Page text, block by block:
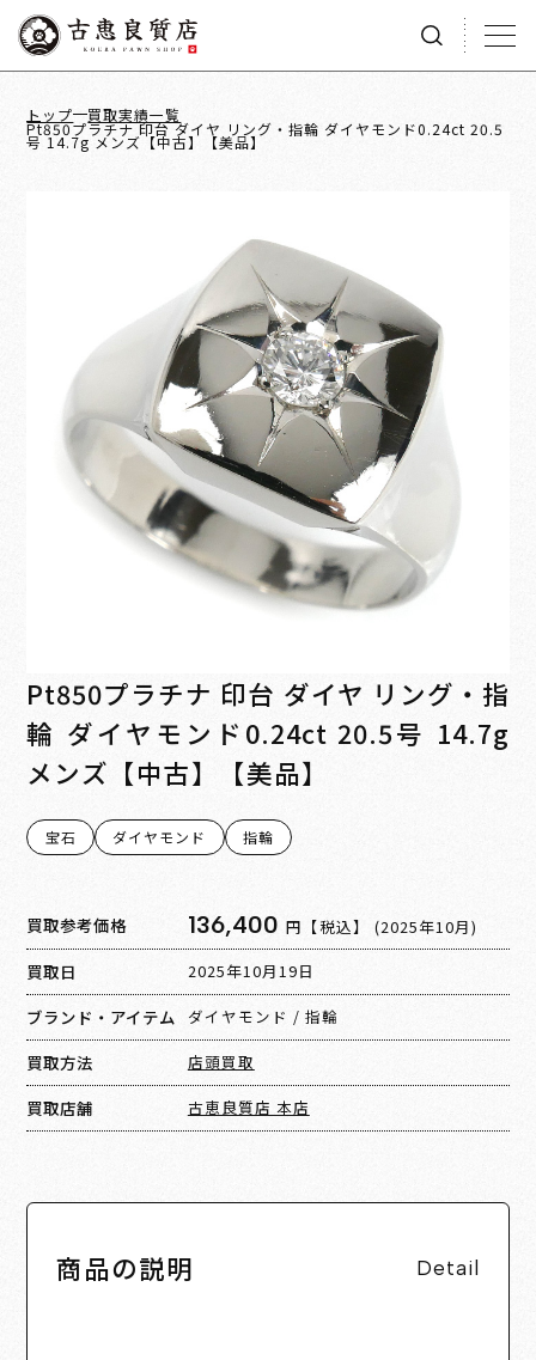
トップ 買取実績一覧
Pt850プラチナ 印台 ダイヤ リング・指輪 ダイヤモンド0.24ct 20.5
号 14.7g メンズ【中古】【美品】
Pt850プラチナ 印台 ダイヤ リング・指
輪 ダイヤモンド0.24ct 20.5号 14.7g
メンズ【中古】【美品】
宝石 ダイヤモンド 指輪
買取参考価格 136,400 円【税込】 (2025年10月)
買取日 2025年10月19日
ブランド・アイテム ダイヤモンド / 指輪
買取方法 店頭買取
買取店舗 古恵良質店 本店
商品の説明 Detail